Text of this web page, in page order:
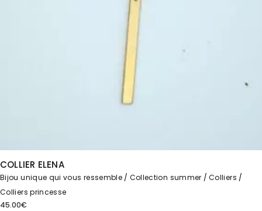
COLLIER ELENA
Bijou unique qui vous ressemble Collection summer
Colliers
Colliers princesse
45.00€